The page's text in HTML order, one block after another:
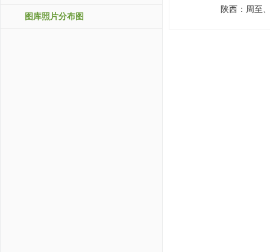
图库照片分布图
陕西： 周至